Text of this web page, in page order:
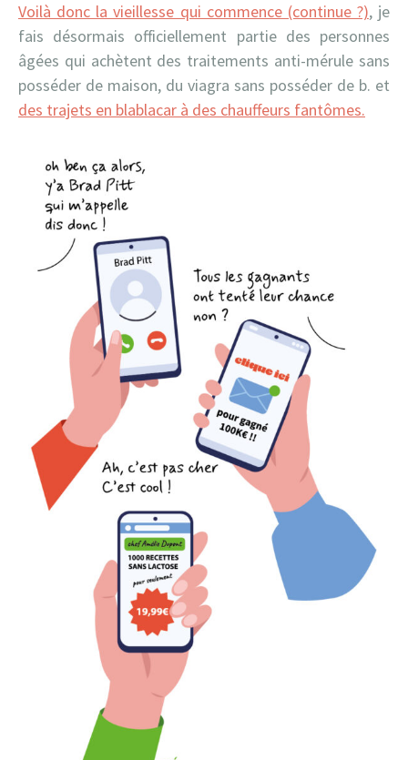
Voilà donc la vieillesse qui commence (continue ?), je
fais désormais officiellement partie des personnes
âgées qui achètent des traitements anti-mérule sans
posséder de maison, du viagra sans posséder de b. et
des trajets en blablacar à des chauffeurs fantômes.